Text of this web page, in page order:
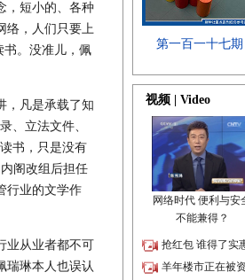
短小的、各种
络，人们只要上
书。没准儿，佩
凡是承载了知
、立法文件、
书，只是没有
阁改组后担任
行业的文学作
从业者都不可
瑞琳本人也误认